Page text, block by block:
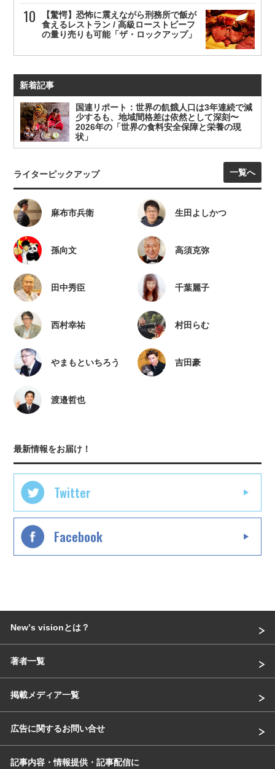
【驚愕】恐怖に震えながら刑務所で飯が
食えるレストラン / 高級ローストビーフ
の量り売りも可能「ザ・ロックアップ」
新着記事
国連リポート：世界の飢餓人口は3年連続で減
少するも、地域間格差は依然として深刻〜
2026年の「世界の食料安全保障と栄養の現
状」
ライターピックアップ 一覧へ
麻布市兵衛 生田よしかつ
孫向文 高須克弥
田中秀臣 千葉麗子
西村幸祐 村田らむ
やまもといちろう 吉田豪
渡邉哲也
最新情報をお届け！
Twitter
Facebook
Newʼs visionとは？
著者一覧
掲載メディア一覧
広告に関するお問い合せ
記事内容・情報提供・記事配信に